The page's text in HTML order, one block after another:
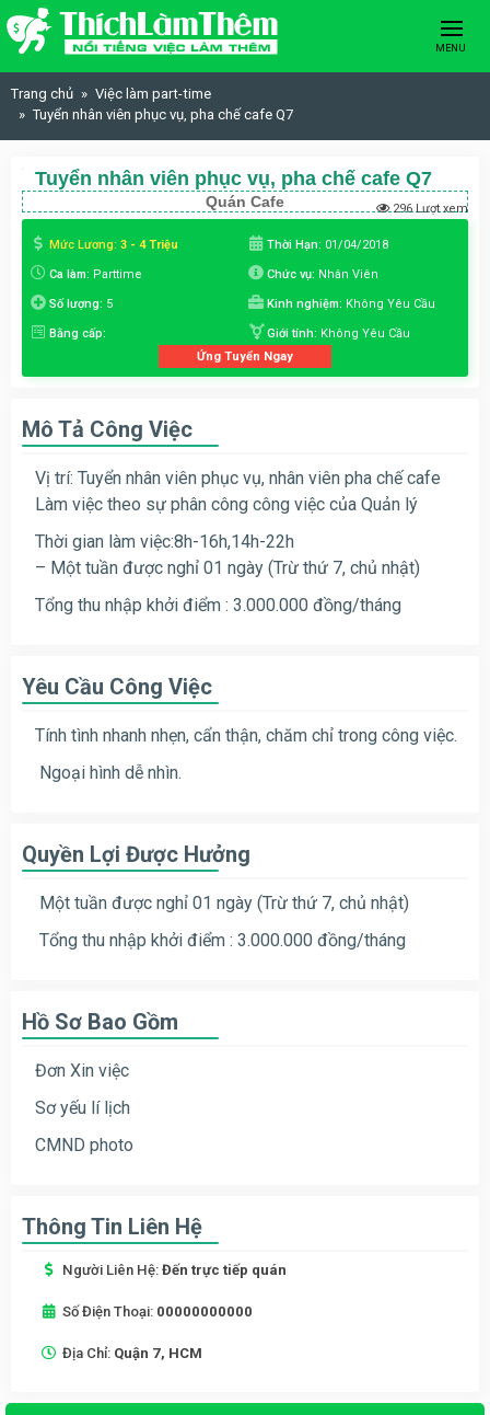
Skip to content
MENU
Trang chủ
Việc làm part-time
Tuyển nhân viên phục vụ, pha chế cafe Q7
Tuyển nhân viên phục vụ, pha chế cafe Q7
Quán Cafe 296 Lượt xem
Mức Lương: 3 - 4 Triệu Thời Hạn: 01/04/2018
Ca làm: Parttime Chức vụ: Nhân Viên
Số lượng: 5 Kinh nghiệm: Không Yêu Cầu
Bằng cấp: Giới tính: Không Yêu Cầu
Ứng Tuyển Ngay
Mô Tả Công Việc
Vị trí: Tuyển nhân viên phục vụ, nhân viên pha chế cafe
Làm việc theo sự phân công công việc của Quản lý
Thời gian làm việc:8h-16h,14h-22h
– Một tuần được nghỉ 01 ngày (Trừ thứ 7, chủ nhật)
Tổng thu nhập khởi điểm : 3.000.000 đồng/tháng
Yêu Cầu Công Việc
Tính tình nhanh nhẹn, cẩn thận, chăm chỉ trong công việc.
Ngoại hình dễ nhìn.
Quyền Lợi Được Hưởng
Một tuần được nghỉ 01 ngày (Trừ thứ 7, chủ nhật)
Tổng thu nhập khởi điểm : 3.000.000 đồng/tháng
Hồ Sơ Bao Gồm
Đơn Xin việc
Sơ yếu lí lịch
CMND photo
Thông Tin Liên Hệ
Người Liên Hệ: Đến trực tiếp quán
Số Điện Thoại: 00000000000
Địa Chỉ: Quận 7, HCM